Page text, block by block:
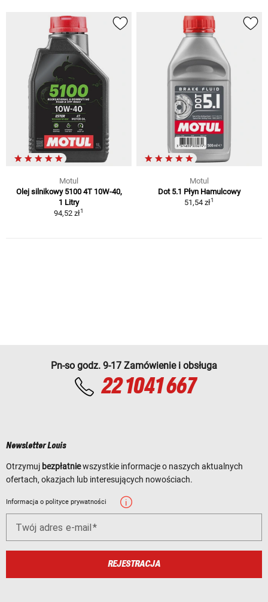
Motul
Olej silnikowy 5100 4T 10W-40,
1 Litry
94,52 zł1
Motul
Dot 5.1 Płyn Hamulcowy
51,54 zł1
Pn-so godz. 9-17 Zamówienie i obsługa
22 1041 667
Newsletter Louis
Otrzymuj bezpłatniewszystkie informacje o naszych aktualnych
ofertach, okazjach lub interesujących nowościach.
Informacja o polityce prywatności
Twój adres e-mail
REJESTRACJA